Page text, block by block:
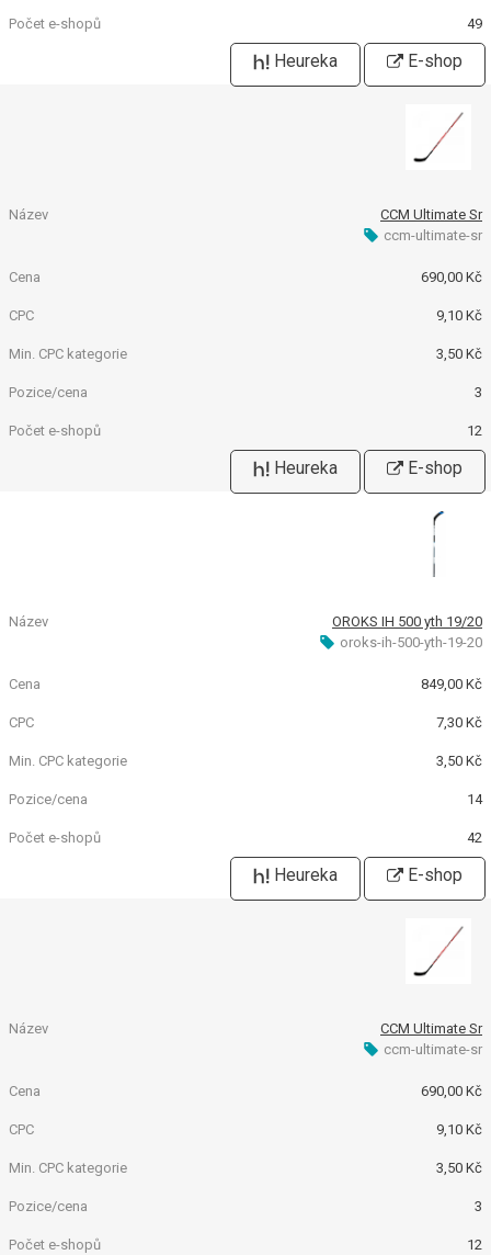
49
Heureka E-shop
CCM Ultimate Sr
ccm-ultimate-sr
690,00 Kč
9,10 Kč
3,50 Kč
3
12
Heureka E-shop
OROKS IH 500 yth 19/20
oroks-ih-500-yth-19-20
849,00 Kč
7,30 Kč
3,50 Kč
14
42
Heureka E-shop
CCM Ultimate Sr
ccm-ultimate-sr
690,00 Kč
9,10 Kč
3,50 Kč
3
12